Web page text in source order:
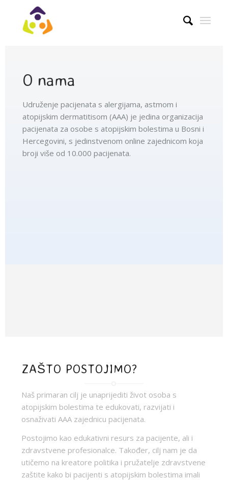
O nama
Udruženje pacijenata s alergijama, astmom i
atopijskim dermatitisom (AAA) je jedina organizacija
pacijenata za osobe s atopijskim bolestima u Bosni i
Hercegovini, s jedinstvenom online zajednicom koja
broji više od 10.000 pacijenata.
ZAŠTO POSTOJIMO?
Naš primaran cilj je unaprijediti život osoba s
atopijskim bolestima te edukovati, razvijati i
osnaživati AAA zajednicu pacijenata.
Postojimo kao edukativni resurs za pacijente, ali i
zdravstvene profesionalce. Također, cilj nam je da
utičemo na kreatore politika i pružatelje zdravstvene
zaštite kako bi pacijenti s atopijskim bolestima imali